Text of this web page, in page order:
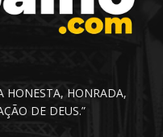
HONESTA, HONRADA,
DE DEUS.”